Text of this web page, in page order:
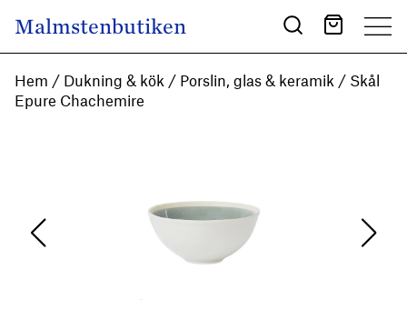
Main Navigation
Malmstenbutiken
Hem / Dukning & kök / Porslin, glas & keramik / Skål
Epure Chachemire